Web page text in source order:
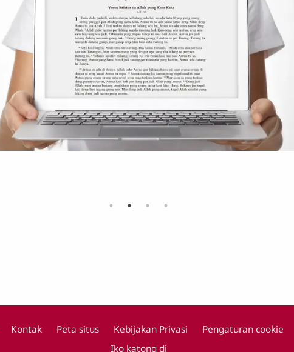
Footer
Kontak Peta situs Kebijakan Privasi Pengaturan cookie
Iko katong di